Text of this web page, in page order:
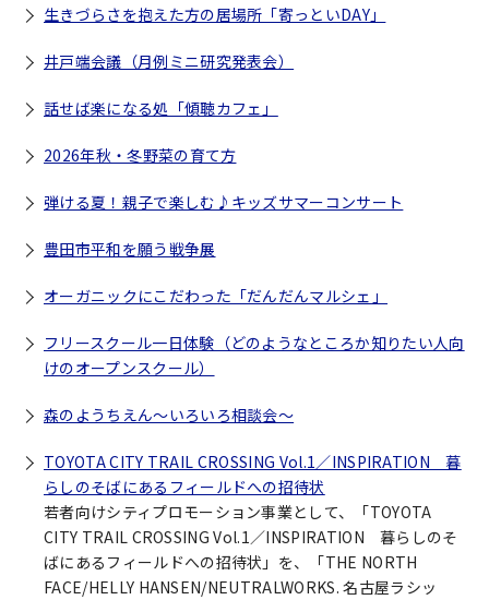
生きづらさを抱えた方の居場所「寄っといDAY」
井戸端会議（月例ミニ研究発表会）
話せば楽になる処「傾聴カフェ」
2026年秋・冬野菜の育て方
弾ける夏！親子で楽しむ♪キッズサマーコンサート
豊田市平和を願う戦争展
オーガニックにこだわった「だんだんマルシェ」
フリースクール一日体験（どのようなところか知りたい人向
けのオープンスクール）
森のようちえん～いろいろ相談会～
TOYOTA CITY TRAIL CROSSING Vol.1／INSPIRATION 暮
らしのそばにあるフィールドへの招待状
若者向けシティプロモーション事業として、「TOYOTA
CITY TRAIL CROSSING Vol.1／INSPIRATION 暮らしのそ
ばにあるフィールドへの招待状」を、「THE NORTH
FACE/HELLY HANSEN/NEUTRALWORKS. 名古屋ラシッ